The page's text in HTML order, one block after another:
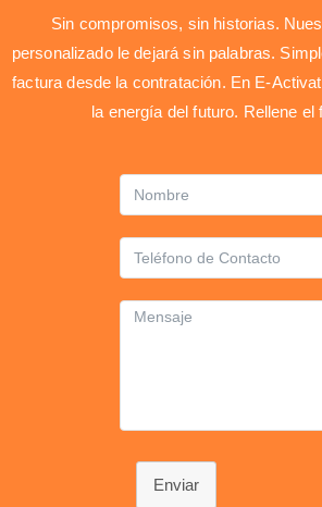
Sin compromisos, sin historias.
personalizado le dejará sin palabras.
factura desde la contratación. En E-
la energía del futuro. Rellene el
Enviar